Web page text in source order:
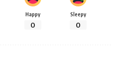
Happy
0
Sleepy
0